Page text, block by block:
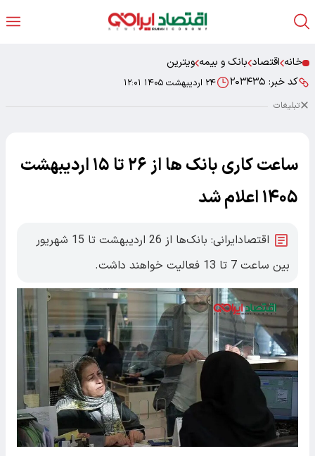
خانه اقتصاد بانک و بیمه ویترین
کد خبر: ۲۰۳۴۳۵ ۲۴ اردیبهشت ۱۴۰۵ ۱۲:۰۱
تبلیغات
ساعت کاری بانک ها از ۲۶ تا ۱۵ اردیبهشت
۱۴۰۵ اعلام شد
اقتصادایرانی: بانک‌ها از 26 اردیبهشت تا 15 شهریور
بین ساعت 7 تا 13 فعالیت خواهند داشت.